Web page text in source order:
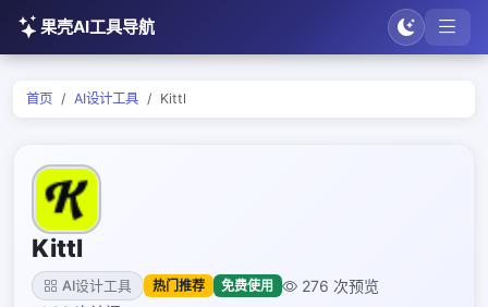
果壳AI工具导航
首页 AI设计工具 Kittl
Kittl
AI设计工具 热门推荐 免费使用
276 次预览